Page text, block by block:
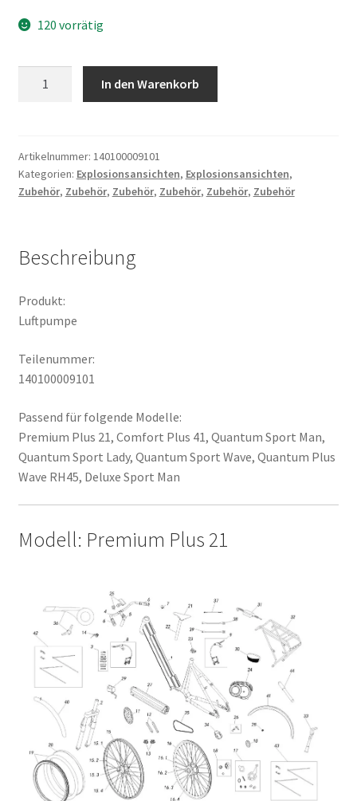
120 vorrätig
In den Warenkorb
Artikelnummer: 140100009101
Kategorien: Explosionsansichten, Explosionsansichten,
Zubehör, Zubehör, Zubehör, Zubehör, Zubehör, Zubehör
Beschreibung
Produkt:
Luftpumpe
Teilenummer:
140100009101
Passend für folgende Modelle:
Premium Plus 21, Comfort Plus 41, Quantum Sport Man,
Quantum Sport Lady, Quantum Sport Wave, Quantum Plus
Wave RH45, Deluxe Sport Man
Modell: Premium Plus 21